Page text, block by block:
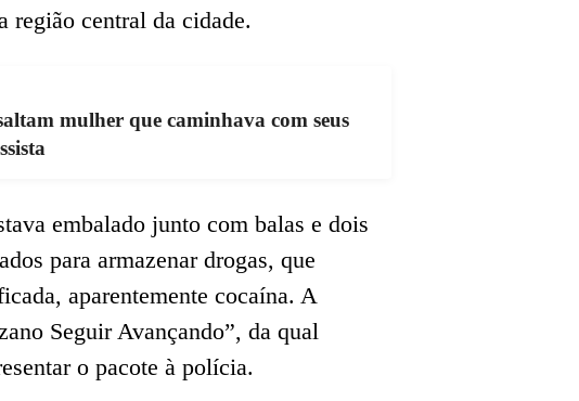
região central da cidade.
mulher que caminhava com seus
embalado junto com balas e dois
para armazenar drogas, que
aparentemente cocaína. A
Seguir Avançando”, da qual
o pacote à polícia.